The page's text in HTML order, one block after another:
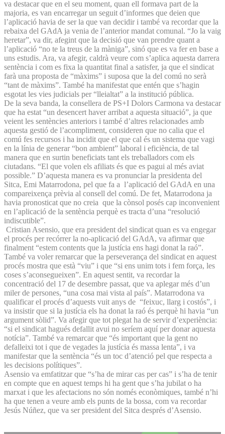
va destacar que en el seu moment, quan ell formava part de la
majoria, es van encarregar un seguit d’informes que deien que
l’aplicació havia de ser la que van decidir i també va recordar que la
rebaixa del GAdA ja venia de l’anterior mandat comunal. “Jo la vaig
heretar”, va dir, afegint que la decisió que van prendre quant a
l’aplicació “no te la treus de la màniga”, sinó que es va fer en base a
uns estudis. Ara, va afegir, caldrà veure com s’aplica aquesta darrera
sentència i com es fixa la quantitat final a satisfer, ja que el sindicat
farà una proposta de “màxims” i suposa que la del comú no serà
“tant de màxims”. També ha manifestat que entén que s’hagin
esgotat les vies judicials per “lleialtat” a la institució pública.
De la seva banda, la consellera de PS+I Dolors Carmona va destacar
que ha estat “un desencert haver arribat a aquesta situació”, ja que
veient les sentències anteriors i també d’altres relacionades amb
aquesta gestió de l’acompliment, consideren que no calia que el
comú fes recursos i ha incidit que el que cal és un sistema que vagi
en la línia de generar “bon ambient” laboral i eficiència, de tal
manera que en surtin beneficiats tant els treballadors com els
ciutadans. “El que volen els afiliats és que es pagui al més aviat
possible.” D’aquesta manera es va pronunciar la presidenta del
Sitca, Emi Matarrodona, pel que fa a l’aplicació del GAdA en una
compareixença prèvia al consell del comú. De fet, Matarrodona ja
havia pronosticat que no creia que la cònsol posés cap inconvenient
en l’aplicació de la sentència perquè es tracta d’una “resolució
indiscutible”.
Cristian Asensio, que era president del sindicat quan es va engegar
el procés per recórrer la no-aplicació del GAdA, va afirmar que
finalment “estem contents que la justícia ens hagi donat la raó”.
També va voler remarcar que la perseverança del sindicat en aquest
procés mostra que està “viu” i que “si ens unim tots i fem força, les
coses s’aconsegueixen”. En aquest sentit, va recordar la
concentració del 17 de desembre passat, que va aplegar més d’un
miler de persones, “una cosa mai vista al país”. Matarrodona va
qualificar el procés d’aquests vuit anys de “feixuc, llarg i costós”, i
va insistir que si la justícia els ha donat la raó és perquè hi havia “un
argument sòlid”. Va afegir que tot plegat ha de servir d’experiència:
“si el sindicat hagués defallit avui no seríem aquí per donar aquesta
notícia”. També va remarcar que “és important que la gent no
defalleixi tot i que de vegades la justícia és massa lenta”, i va
manifestar que la sentència “és un toc d’atenció pel que respecta a
les decisions polítiques”.
Asensio va emfatitzar que “s’ha de mirar cas per cas” i s’ha de tenir
en compte que en aquest temps hi ha gent que s’ha jubilat o ha
marxat i que les afectacions no són només econòmiques, també n’hi
ha que tenen a veure amb els punts de la bossa, com va recordar
Jesús Núñez, que va ser president del Sitca després d’Asensio.